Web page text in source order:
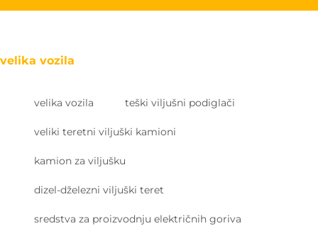
velika vozila
velika vozila teški viljušni podiglači
veliki teretni viljuški kamioni
kamion za viljušku
dizel-dželezni viljuški teret
sredstva za proizvodnju električnih goriva